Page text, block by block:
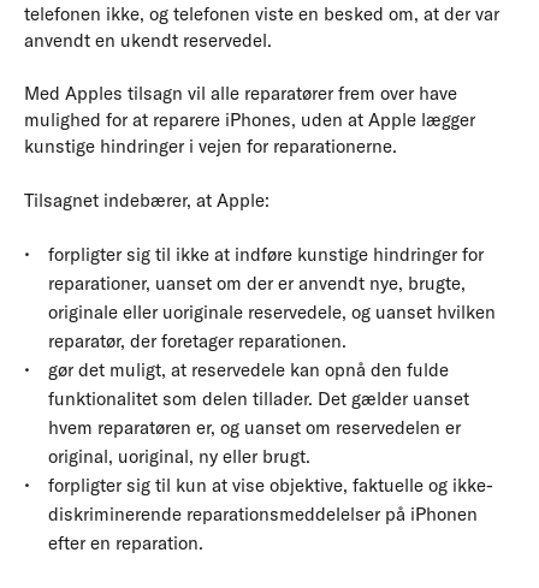
telefonen ikke, og telefonen viste en besked om, at der var
anvendt en ukendt reservedel.
Med Apples tilsagn vil alle reparatører frem over have
mulighed for at reparere iPhones, uden at Apple lægger
kunstige hindringer i vejen for reparationerne.
Tilsagnet indebærer, at Apple:
forpligter sig til ikke at indføre kunstige hindringer for
reparationer, uanset om der er anvendt nye, brugte,
originale eller uoriginale reservedele, og uanset hvilken
reparatør, der foretager reparationen.
gør det muligt, at reservedele kan opnå den fulde
funktionalitet som delen tillader. Det gælder uanset
hvem reparatøren er, og uanset om reservedelen er
original, uoriginal, ny eller brugt.
forpligter sig til kun at vise objektive, faktuelle og ikke-
diskriminerende reparationsmeddelelser på iPhonen
efter en reparation.